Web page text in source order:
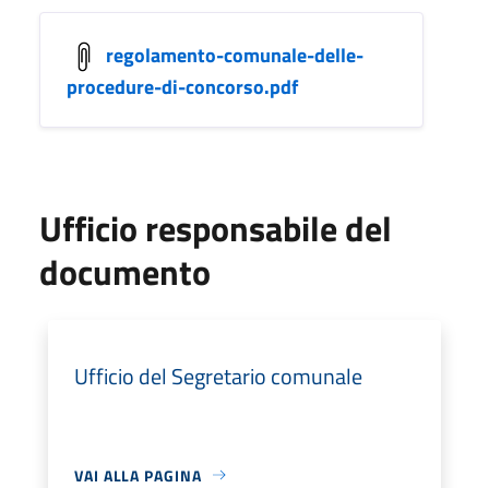
regolamento-comunale-delle-
procedure-di-concorso.pdf
Ufficio responsabile del
documento
Ufficio del Segretario comunale
VAI ALLA PAGINA